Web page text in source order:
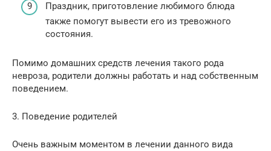
Праздник, приготовление любимого блюда
также помогут вывести его из тревожного
состояния.
Помимо домашних средств лечения такого рода
невроза, родители должны работать и над собственным
поведением.
3. Поведение родителей
Очень важным моментом в лечении данного вида